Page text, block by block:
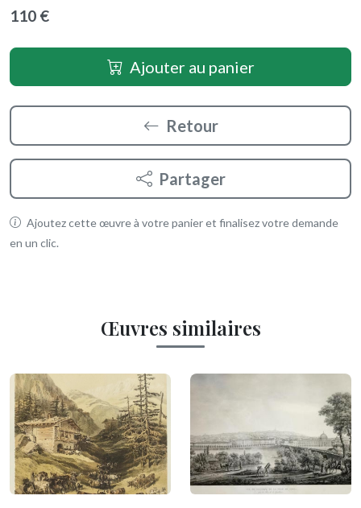
110 €
Ajouter au panier
Retour
Partager
Ajoutez cette œuvre à votre panier et finalisez votre demande
en un clic.
Œuvres similaires